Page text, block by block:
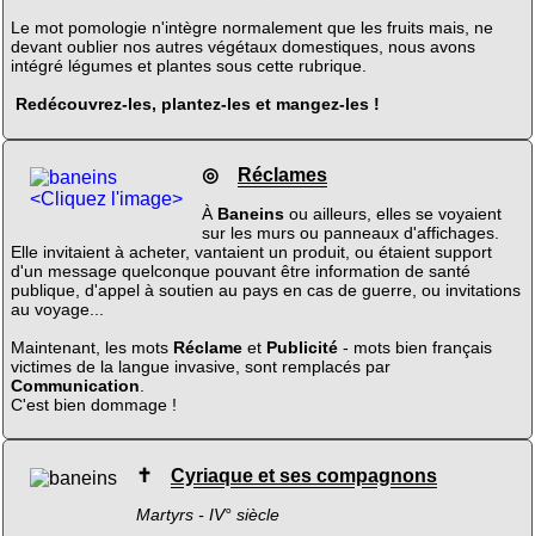
Le mot pomologie n'intègre normalement que les fruits mais, ne
devant oublier nos autres végétaux domestiques, nous avons
intégré légumes et plantes sous cette rubrique.
Redécouvrez-les, plantez-les et mangez-les !
<Cliquez l'image>
◎ Réclames
À Baneinsou ailleurs, elles se voyaient
sur les murs ou panneaux d'affichages.
Elle invitaient à acheter, vantaient un produit, ou étaient support
d'un message quelconque pouvant être information de santé
publique, d'appel à soutien au pays en cas de guerre, ou invitations
au voyage...
Maintenant, les mots Réclameet Publicité- mots bien français
victimes de la langue invasive, sont remplacés par
Communication
C'est bien dommage !
✝ Cyriaque et ses compagnons
Martyrs - IV° siècle